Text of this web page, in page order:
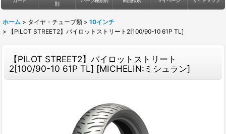
別
ホーム > タイヤ・チューブ類 > 10インチ
>
【PILOT STREET2】パイロットストリート2[100/90-10 61P TL]
【PILOT STREET2】パイロットストリート
2[100/90-10 61P TL] [MICHELIN:ミシュラン]